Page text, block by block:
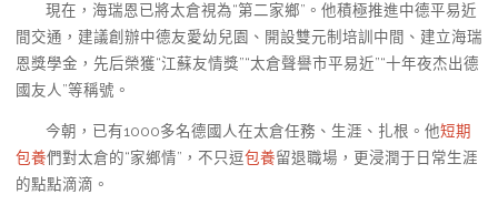
現在，海瑞恩已將太倉視為“第二家鄉”。他積極推進中德平易近
間交通，建議創辦中德友愛幼兒園、開設雙元制培訓中間、建立海瑞
恩獎學金，先后榮獲“江蘇友情獎”“太倉聲譽市平易近”“十年夜杰出德
國友人”等稱號。
今朝，已有1000多名德國人在太倉任務、生涯、扎根。他短期
包養們對太倉的“家鄉情”，不只逗包養留退職場，更浸潤于日常生涯
的點點滴滴。